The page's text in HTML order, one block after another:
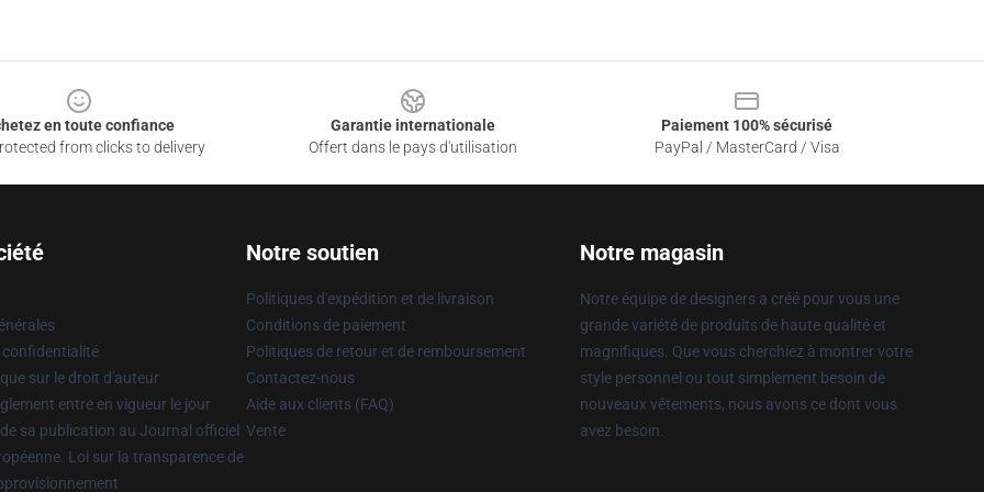
en toute confiance
from clicks to delivery
Garantie internationale
Offert dans le pays d'utilisation
Paiement 100% sécurisé
PayPal / MasterCard / Visa
confidentialité
sur le droit d'auteur
entre en vigueur le jour
sa publication au Journal officiel
Loi sur la transparence de
Notre soutien
Politiques d'expédition et de livraison
Conditions de paiement
Politiques de retour et de remboursement
Contactez-nous
Aide aux clients (FAQ)
Vente
Notre magasin
Notre équipe de designers a créé pour vous une
grande variété de produits de haute qualité et
magnifiques. Que vous cherchiez à montrer votre
style personnel ou tout simplement besoin de
nouveaux vêtements, nous avons ce dont vous
avez besoin.